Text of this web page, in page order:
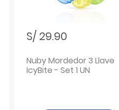
S/ 29.90
Nuby Mordedor 3 Llave
IcyBite - Set 1 UN